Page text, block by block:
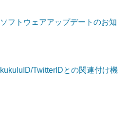
ソフトウェアアップデートのお知
kukuluID/TwitterIDとの関連付け機